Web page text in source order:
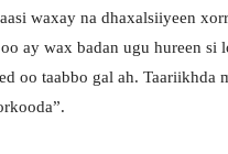
waxay na dhaxalsiiyeen
ay wax badan ugu hureen si
oo taabbo gal ah. Taariikhda